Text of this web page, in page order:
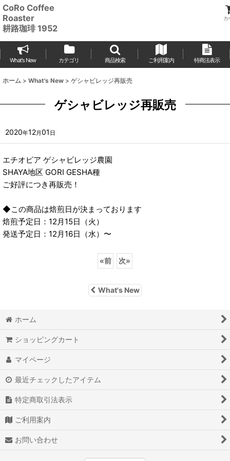
CoRo Coffee
Roaster
耕路珈琲 1952
カ
What's New カテゴリ 商品検索 ご利用案内 特商法表示
ホーム > What's New > ゲシャビレッジ再販売
ゲシャビレッジ再販売
2020年12月01 日
エチオピア ゲシャビレッジ農園
SHAYA地区 GORI GESHA種
ご好評につき再販売！
◆この商品は焙煎日が決まっております
焙煎予定日：12月15日（火）
発送予定日：12月16日（水）〜
«前 次»
What's New
ホーム
ショッピングカート
マイページ
最近チェックしたアイテム
特定商取引法表示
ご利用案内
お問い合わせ